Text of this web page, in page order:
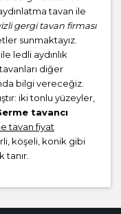
tavan ile
gergi tavan firması
sunmaktayız.
ledli aydınlık
diğer
bilgi vereceğiz.
iki tonlu yüzeyler,
tavancı
tavan fiyat
köşeli, konik gibi
tanır.